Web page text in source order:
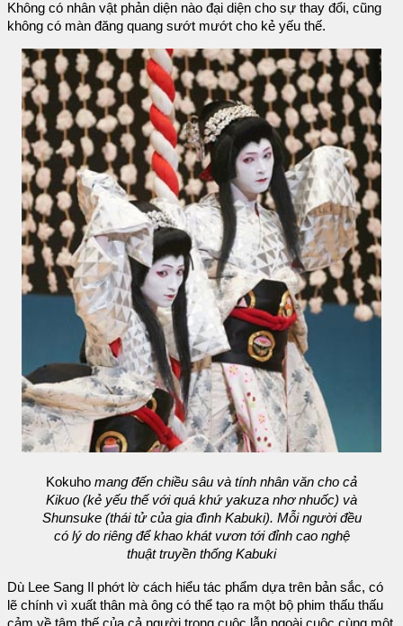
Không có nhân vật phản diện nào đại diện cho sự thay đổi, cũng
không có màn đăng quang sướt mướt cho kẻ yếu thế.
Kokuho mang đến chiều sâu và tính nhân văn cho cả
Kikuo (kẻ yếu thế với quá khứ yakuza nhơ nhuốc) và
Shunsuke (thái tử của gia đình Kabuki). Mỗi người đều
có lý do riêng để khao khát vươn tới đỉnh cao nghệ
thuật truyền thống Kabuki
Dù Lee Sang Il phớt lờ cách hiểu tác phẩm dựa trên bản sắc, có
lẽ chính vì xuất thân mà ông có thể tạo ra một bộ phim thấu thấu